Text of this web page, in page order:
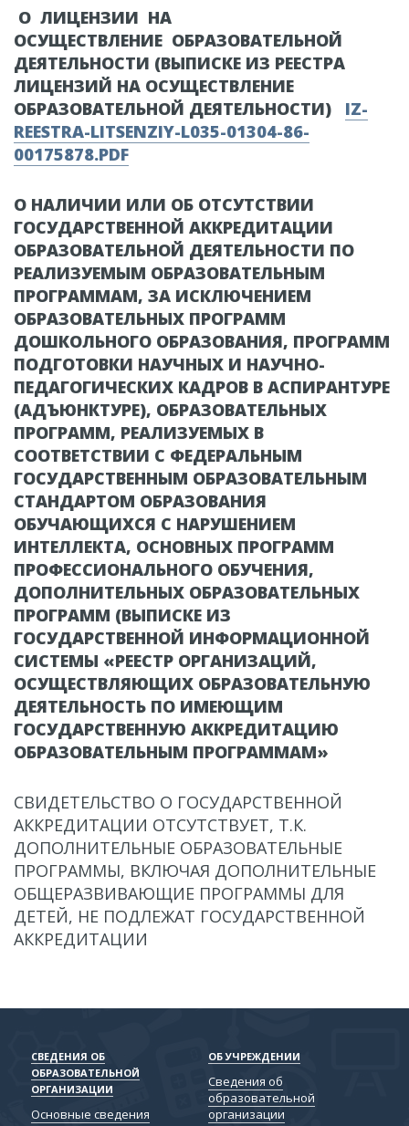
О ЛИЦЕНЗИИ НА
ОСУЩЕСТВЛЕНИЕ ОБРАЗОВАТЕЛЬНОЙ
ДЕЯТЕЛЬНОСТИ (ВЫПИСКЕ ИЗ РЕЕСТРА
ЛИЦЕНЗИЙ НА ОСУЩЕСТВЛЕНИЕ
ОБРАЗОВАТЕЛЬНОЙ ДЕЯТЕЛЬНОСТИ) IZ-
REESTRA-LITSENZIY-L035-01304-86-
00175878.PDF
О НАЛИЧИИ ИЛИ ОБ ОТСУТСТВИИ
ГОСУДАРСТВЕННОЙ АККРЕДИТАЦИИ
ОБРАЗОВАТЕЛЬНОЙ ДЕЯТЕЛЬНОСТИ ПО
РЕАЛИЗУЕМЫМ ОБРАЗОВАТЕЛЬНЫМ
ПРОГРАММАМ, ЗА ИСКЛЮЧЕНИЕМ
ОБРАЗОВАТЕЛЬНЫХ ПРОГРАММ
ДОШКОЛЬНОГО ОБРАЗОВАНИЯ, ПРОГРАММ
ПОДГОТОВКИ НАУЧНЫХ И НАУЧНО-
ПЕДАГОГИЧЕСКИХ КАДРОВ В АСПИРАНТУРЕ
(АДЪЮНКТУРЕ), ОБРАЗОВАТЕЛЬНЫХ
ПРОГРАММ, РЕАЛИЗУЕМЫХ В
СООТВЕТСТВИИ С ФЕДЕРАЛЬНЫМ
ГОСУДАРСТВЕННЫМ ОБРАЗОВАТЕЛЬНЫМ
СТАНДАРТОМ ОБРАЗОВАНИЯ
ОБУЧАЮЩИХСЯ С НАРУШЕНИЕМ
ИНТЕЛЛЕКТА, ОСНОВНЫХ ПРОГРАММ
ПРОФЕССИОНАЛЬНОГО ОБУЧЕНИЯ,
ДОПОЛНИТЕЛЬНЫХ ОБРАЗОВАТЕЛЬНЫХ
ПРОГРАММ (ВЫПИСКЕ ИЗ
ГОСУДАРСТВЕННОЙ ИНФОРМАЦИОННОЙ
СИСТЕМЫ «РЕЕСТР ОРГАНИЗАЦИЙ,
ОСУЩЕСТВЛЯЮЩИХ ОБРАЗОВАТЕЛЬНУЮ
ДЕЯТЕЛЬНОСТЬ ПО ИМЕЮЩИМ
ГОСУДАРСТВЕННУЮ АККРЕДИТАЦИЮ
ОБРАЗОВАТЕЛЬНЫМ ПРОГРАММАМ»
СВИДЕТЕЛЬСТВО О ГОСУДАРСТВЕННОЙ
АККРЕДИТАЦИИ ОТСУТСТВУЕТ, Т.К.
ДОПОЛНИТЕЛЬНЫЕ ОБРАЗОВАТЕЛЬНЫЕ
ПРОГРАММЫ, ВКЛЮЧАЯ ДОПОЛНИТЕЛЬНЫЕ
ОБЩЕРАЗВИВАЮЩИЕ ПРОГРАММЫ ДЛЯ
ДЕТЕЙ, НЕ ПОДЛЕЖАТ ГОСУДАРСТВЕННОЙ
АККРЕДИТАЦИИ
СВЕДЕНИЯ ОБ
ОБРАЗОВАТЕЛЬНОЙ
ОРГАНИЗАЦИИ
Основные сведения
ОБ УЧРЕЖДЕНИИ
Сведения об
образовательной
организации